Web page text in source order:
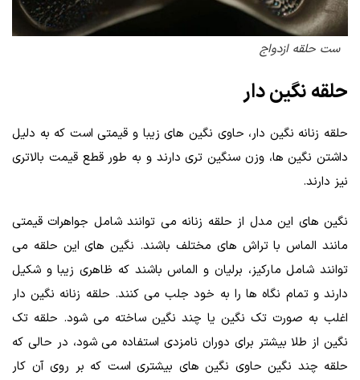
ست حلقه ازدواج
حلقه نگین‌ د‌ار
حلقه زنانه نگین دار، حاوی نگین‌ های زیبا و قیمتی است که به دلیل
داشتن نگین‌ ها، وزن سنگین‌ تری دارند و به طور قطع قیمت بالاتری
نیز دارند.
نگین‌ های این مدل از حلقه زنانه می‌ توانند شامل جواهرات قیمتی
مانند الماس با تراش‌ های مختلف باشند. نگین‌ های این حلقه می‌
توانند شامل مارکیز، برلیان و الماس باشند که ظاهری زیبا و شکیل
دارند و تمام نگاه‌ ها را به خود جلب می‌ کنند. حلقه زنانه نگین دار
اغلب به صورت تک نگین یا چند نگین ساخته می‌ شود. حلقه تک
نگین از طلا بیشتر برای دوران نامزدی استفاده می‌ شود، در حالی که
حلقه چند نگین حاوی نگین‌ های بیشتری است که بر روی آن کار